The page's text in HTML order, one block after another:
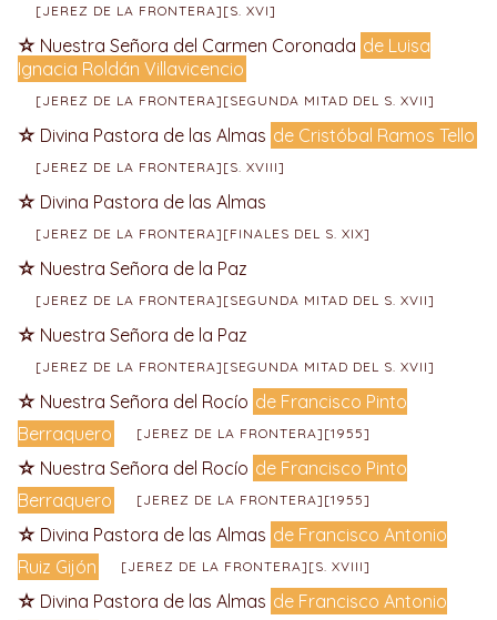
[JEREZ DE LA FRONTERA][S. XVI]
Nuestra Señora del Carmen Coronada de Luisa
Ignacia Roldán Villavicencio
[JEREZ DE LA FRONTERA][SEGUNDA MITAD DEL S. XVII]
Divina Pastora de las Almas de Cristóbal Ramos Tello
[JEREZ DE LA FRONTERA][S. XVIII]
Divina Pastora de las Almas
[JEREZ DE LA FRONTERA][FINALES DEL S. XIX]
Nuestra Señora de la Paz
[JEREZ DE LA FRONTERA][SEGUNDA MITAD DEL S. XVII]
Nuestra Señora de la Paz
[JEREZ DE LA FRONTERA][SEGUNDA MITAD DEL S. XVII]
Nuestra Señora del Rocío de Francisco Pinto
Berraquero
[JEREZ DE LA FRONTERA][1955]
Nuestra Señora del Rocío de Francisco Pinto
Berraquero
[JEREZ DE LA FRONTERA][1955]
Divina Pastora de las Almas de Francisco Antonio
Ruiz Gijón
[JEREZ DE LA FRONTERA][S. XVIII]
Divina Pastora de las Almas de Francisco Antonio